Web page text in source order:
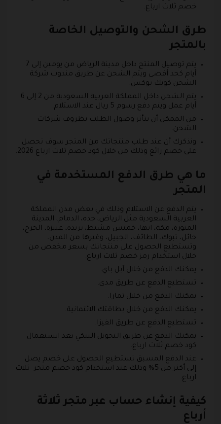
خصم ثلاث ارباع.
طرق الشحن والتوصيل الخاصة
بالمتجر
يتم توصيل المنتج داخل مدينة الرياض من يومين إلى 7
أيام كحد أقصى ويتم الشحن عن طريق مندوب شركة
الشحن كويك بوكس.
يتم الشحن داخل المملكة العربية السعودية من 2 إلى 6
أيام عمل ويتم دفع رسوم 5 ريال عند الاستلام.
من الممكن أن يتأثر وصول الطلب بظروف شركات
الشحن.
ونذكرك أن عند طلب منتجاتك من المتجر سوف تحصل
على خصم رائع وذلك من خلال كود خصم ثلاث ارباع 2026.
ما هي طرق الدفع المستخدمة في
المتجر
يتم الدفع عن الاستلام وذلك في بعض مدن المملكة
العربية السعودية مثل الرياض، جده، الدمام، المدينة
المنورة، مكة، ابها، خميس مشيط، بريده، عنيزة، الخرج،
حائل، تبوك، الطائف، الجبيل، وغيرها من المدن،
وتستطيع الحصول على منتجاتك بسعر مخفض من
خلال استخدام رمز خصم ثلاث ارباع.
يمكنك الدفع من خلال آبل باي.
تستطيع الدفع عن طريق مدى.
يمكنك الدفع من خلال تمارا.
يمكنك الدفع من خلال بطاقتك الائتمانية.
تستطيع الدفع عن طريق الفيزا.
يمكنك الدفع عن طريق التحويل البنكي بعد ايستعمال
كود خصم ثلاث ارباع.
عند الدفع المسبق تستطيع الحصول على خصم يصل
إلى أكثر من 5% وذلك عند استخدام كود خصم متجر ثلاث
ارباع.
كيفية إنشاء حساب عبر متجر ثلاثة
أرباع